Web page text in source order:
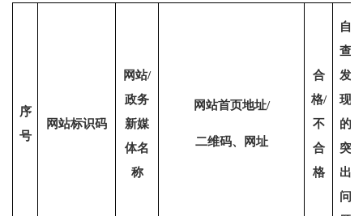
序
号
网站标识码
网站/
政务
新媒
体名
称
网站首页地址/
二维码、网址
合
格/
不
合
格
自
查
发
现
的
突
出
问